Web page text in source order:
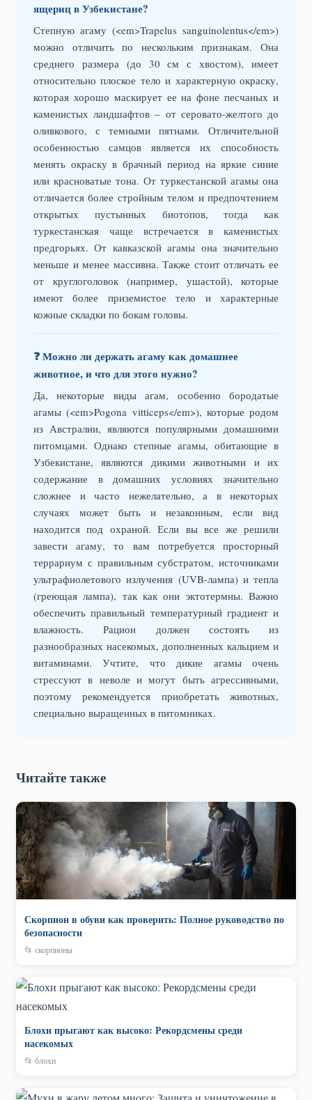
ящериц в Узбекистане?
Степную агаму (<em>Trapelus sanguinolentus</em>)
можно отличить по нескольким признакам. Она
среднего размера (до 30 см с хвостом), имеет
относительно плоское тело и характерную окраску,
которая хорошо маскирует ее на фоне песчаных и
каменистых ландшафтов – от серовато-желтого до
оливкового, с темными пятнами. Отличительной
особенностью самцов является их способность
менять окраску в брачный период на яркие синие
или красноватые тона. От туркестанской агамы она
отличается более стройным телом и предпочтением
открытых пустынных биотопов, тогда как
туркестанская чаще встречается в каменистых
предгорьях. От кавказской агамы она значительно
меньше и менее массивна. Также стоит отличать ее
от круглоголовок (например, ушастой), которые
имеют более приземистое тело и характерные
кожные складки по бокам головы.
❓ Можно ли держать агаму как домашнее
животное, и что для этого нужно?
Да, некоторые виды агам, особенно бородатые
агамы (<em>Pogona vitticeps</em>), которые родом
из Австралии, являются популярными домашними
питомцами. Однако степные агамы, обитающие в
Узбекистане, являются дикими животными и их
содержание в домашних условиях значительно
сложнее и часто нежелательно, а в некоторых
случаях может быть и незаконным, если вид
находится под охраной. Если вы все же решили
завести агаму, то вам потребуется просторный
террариум с правильным субстратом, источниками
ультрафиолетового излучения (UVB-лампа) и тепла
(греющая лампа), так как они эктотермны. Важно
обеспечить правильный температурный градиент и
влажность. Рацион должен состоять из
разнообразных насекомых, дополненных кальцием и
витаминами. Учтите, что дикие агамы очень
стрессуют в неволе и могут быть агрессивными,
поэтому рекомендуется приобретать животных,
специально выращенных в питомниках.
Читайте также
Скорпион в обуви как проверить: Полное руководство по
безопасности
📂 скорпионы
Блохи прыгают как высоко: Рекордсмены среди
насекомых
📂 блохи